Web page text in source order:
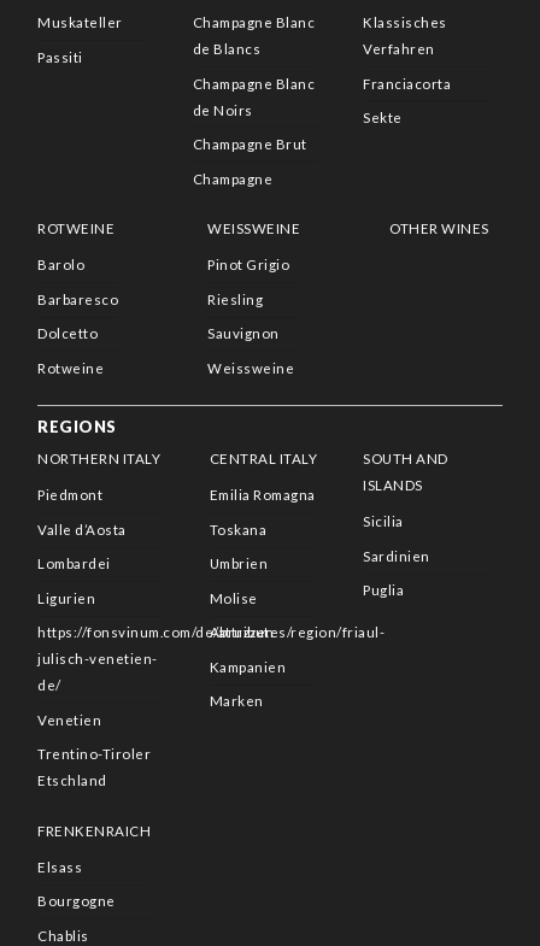
Muskateller
Passiti
Champagne Blanc
de Blancs
Champagne Blanc
de Noirs
Champagne Brut
Champagne
Klassisches
Verfahren
Franciacorta
Sekte
ROTWEINE
Barolo
Barbaresco
Dolcetto
Rotweine
WEISSWEINE
Pinot Grigio
Riesling
Sauvignon
Weissweine
OTHER WINES
REGIONS
NORTHERN ITALY
Piedmont
Valle d’Aosta
Lombardei
Ligurien
https://fonsvinum.com/de/attributes/region/friaul-
julisch-venetien-
de/
Venetien
Trentino-Tiroler
Etschland
CENTRAL ITALY
Emilia Romagna
Toskana
Umbrien
Molise
Abruzzen
Kampanien
Marken
SOUTH AND
ISLANDS
Sicilia
Sardinien
Puglia
FRENKENRAICH
Elsass
Bourgogne
Chablis